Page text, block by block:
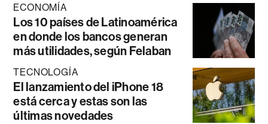
ECONOMÍA
Los 10 países de Latinoamérica
en donde los bancos generan
más utilidades, según Felaban
TECNOLOGÍA
El lanzamiento del iPhone 18
está cerca y estas son las
últimas novedades